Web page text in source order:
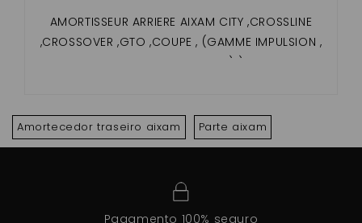
AMORTISSEUR ARRIERE AIXAM CITY ,CROSSLINE
,CROSSOVER ,GTO ,COUPE , (GAMME IMPULSION ,
VISION , SENSATION) )
Amortecedor traseiro aixam Parte aixam
Pagamento 100% seguro